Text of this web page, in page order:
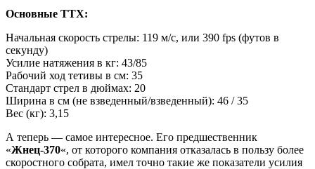
Основные ТТХ:
Начальная скорость стрелы: 119 м/с, или 390 fps (футов в
секунду)
Усилие натяжения в кг: 43/85
Рабочий ход тетивы в см: 35
Стандарт стрел в дюймах: 20
Ширина в см (не взведенный/взведенный): 46 / 35
Вес (кг): 3,15
А теперь — самое интересное. Его предшественник
«Жнец-370«, от которого компания отказалась в пользу более
скоростного собрата, имел точно такие же показатели усилия